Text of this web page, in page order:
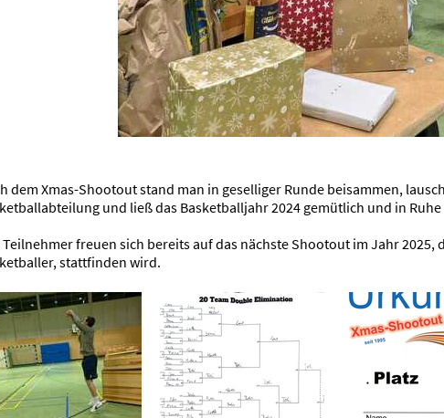
dem Xmas-Shootout stand man in geselliger Runde beisammen,
und ließ das Basketballjahr 2024 gemütlich und in
Teilnehmer freuen sich bereits auf das nächste Shootout im Jahr
stattfinden wird.